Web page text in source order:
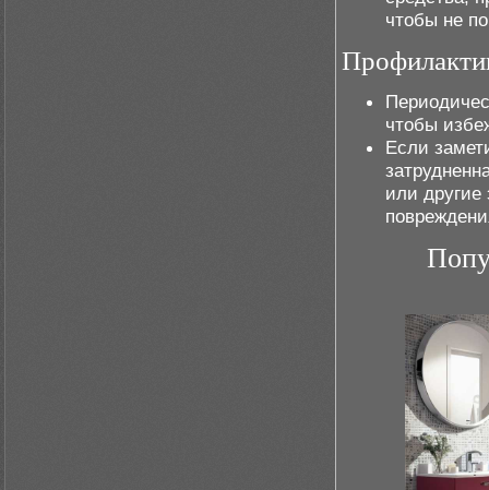
чтобы не
чтобы
Если
или другие